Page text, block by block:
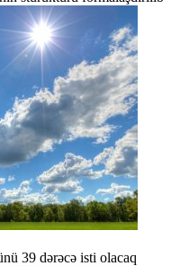
39 dərəcə isti olacaq